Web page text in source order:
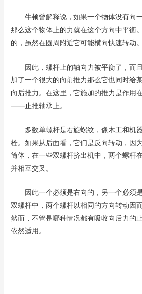
牛顿曾解释说，如果一个物体没有向一
那么这个物体上的力就在这个方向中平衡
的，虽然在圆周附近它可能横向快速转动。
因此，螺杆上的轴向力被平衡了，而
加了一个很大的向前推力那么它也同时给
向后推力。在这里，它施加的推力是作用
——止推轴承上。
多数单螺杆是右旋螺纹，像木工和机
栓。如果从后面看，它们是反向转动，因
筒体，在一些双螺杆挤出机中，两个螺杆
并相互交叉。
因此一个必须是右向的，另一个必须
双螺杆中，两个螺杆以相同的方向转动因
然而，不管是哪种情况都有吸收向后力的
依然适用。